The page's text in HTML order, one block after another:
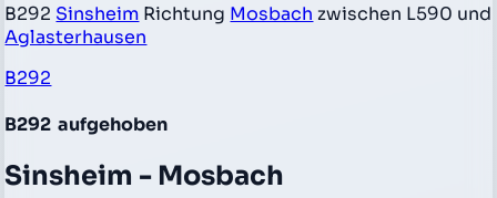
B292 Sinsheim Richtung Mosbach zwischen L590 und
Aglasterhausen
B292
B292 aufgehoben
Sinsheim - Mosbach